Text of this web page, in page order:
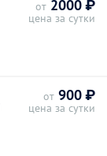
от 2000 ₽
цена за сутки
от 900 ₽
цена за сутки